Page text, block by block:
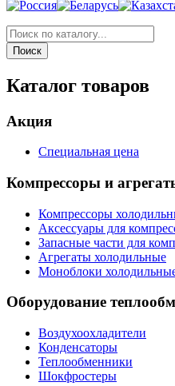
Каталог товаров
Акция
Специальная цена
Компрессоры и
Компрессоры
Аксессуары для
Запасные части для
Агрегаты холодильные
Моноблоки
Оборудование
Воздухоохладители
Конденсаторы
Теплообменники
Шокфростеры